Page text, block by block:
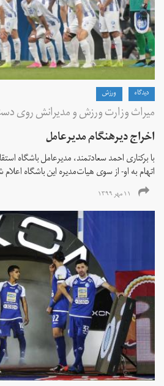
دیدگاه ورزش
میراث وزارت ورزش و مدیرانش روی
اخراج دیرهنگام مدیرعامل
با برکناری احمد سعادتمند، مدیرعامل باشگاه
اتهام به او- از سوی هیات‌مدیره این باشگاه
۱۱ مهر ۱۳۹۹